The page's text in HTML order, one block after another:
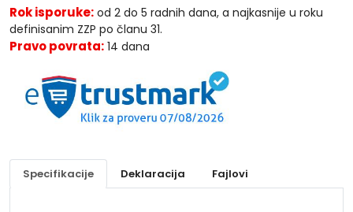
Rok isporuke: od 2 do 5 radnih dana, a najkasnije u roku
definisanim ZZP po članu 31.
Pravo povrata: 14 dana
Specifikacije Deklaracija Fajlovi